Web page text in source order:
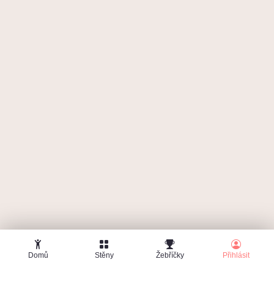
Domů Stěny Žebříčky Přihlásit